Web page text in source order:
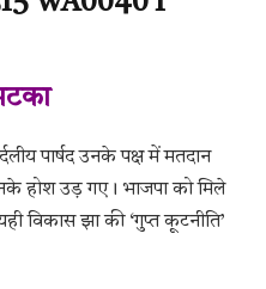
पार्षद उनके पक्ष में मतदान
होश उड़ गए। भाजपा को मिले
विकास झा की ‘गुप्त कूटनीति’